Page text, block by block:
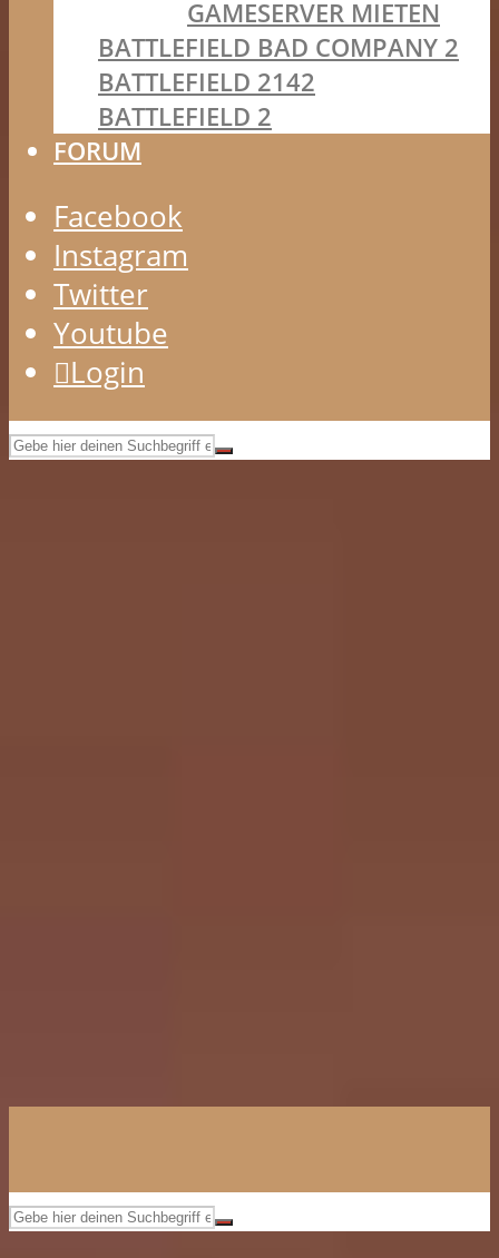
GAMESERVER MIETEN
BATTLEFIELD BAD COMPANY 2
BATTLEFIELD 2142
BATTLEFIELD 2
FORUM
Facebook
Instagram
Twitter
Youtube
Login